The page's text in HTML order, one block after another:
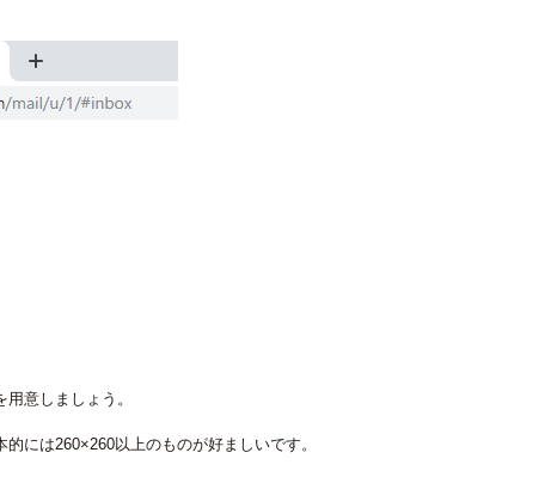
意しましょう。
には260×260以上のものが好ましいです。